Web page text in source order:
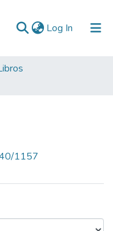
Log In (current)
1157